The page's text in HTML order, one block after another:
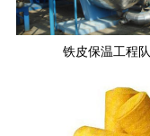
铁皮保温工程队